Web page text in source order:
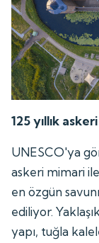
125 yıllık
UNESCO'ya
askeri mimari
en özgün
ediliyor.
yapı, tuğla